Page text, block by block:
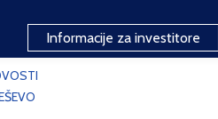
Informacije za investitore